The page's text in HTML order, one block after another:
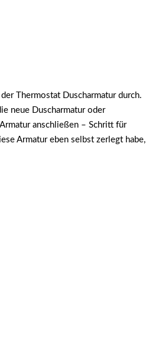
Thermostat Duscharmatur durch.
neue Duscharmatur oder
anschließen – Schritt für
Armatur eben selbst zerlegt habe,